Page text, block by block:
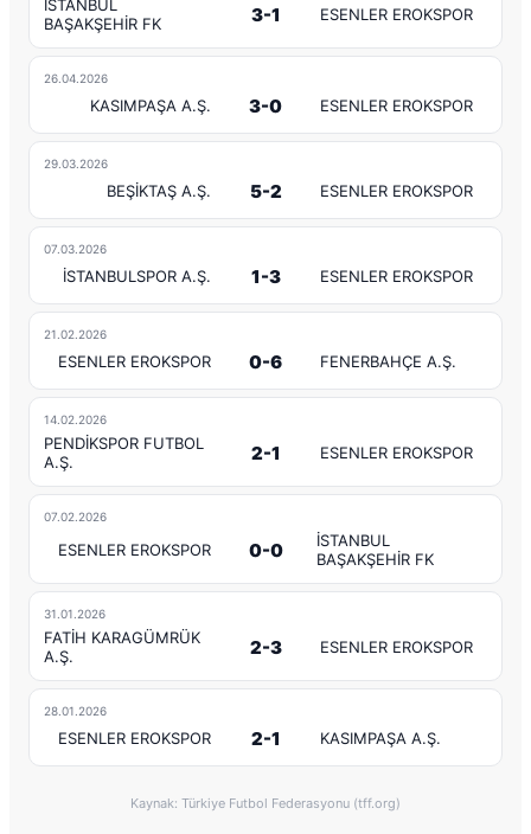
İSTANBUL
BAŞAKŞEHİR FK
3-1 ESENLER EROKSPOR
26.04.2026
KASIMPAŞA A.Ş. 3-0 ESENLER EROKSPOR
29.03.2026
BEŞİKTAŞ A.Ş. 5-2 ESENLER EROKSPOR
07.03.2026
İSTANBULSPOR A.Ş. 1-3 ESENLER EROKSPOR
21.02.2026
ESENLER EROKSPOR 0-6 FENERBAHÇE A.Ş.
14.02.2026
PENDİKSPOR FUTBOL
A.Ş.
2-1 ESENLER EROKSPOR
07.02.2026
ESENLER EROKSPOR 0-0
İSTANBUL
BAŞAKŞEHİR FK
31.01.2026
FATİH KARAGÜMRÜK
A.Ş.
2-3 ESENLER EROKSPOR
28.01.2026
ESENLER EROKSPOR 2-1 KASIMPAŞA A.Ş.
Kaynak: Türkiye Futbol Federasyonu (tff.org)